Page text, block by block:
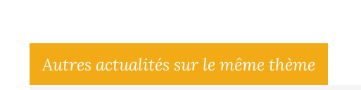
Autres actualités sur le même thème